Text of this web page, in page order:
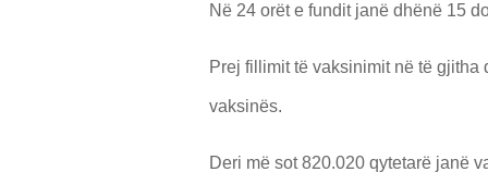
Në 24 orët e fundit janë dhënë 15
Prej fillimit të vaksinimit në të
vaksinës.
Deri më sot 820.020 qytetarë janë